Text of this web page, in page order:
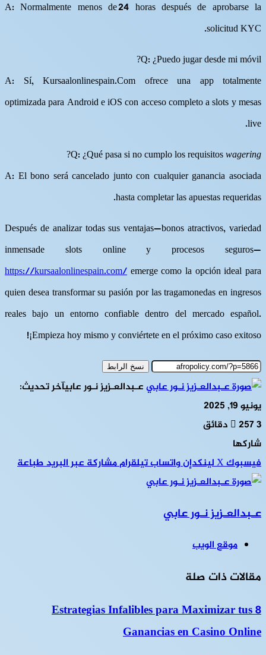
A: Normalmente menos de 24 horas después de aprobarse la
solicitud KYC​​.​
Q: ¿Puedo jugar desde mi móvil?
A: Sí, Kursaalonlinespain.Com ofrece una app totalmente
optimizada para Android e iOS con acceso completo a slots y mesas
live​​.​
Q: ¿Qué pasa si no cumplo los requisitoswagering
?
A: El bono será cancelado junto con cualquier ganancia asociada
hasta completar las apuestas requeridas​​.​
Después de analizar todas sus ventajas—bonos atractivos, variedad
inmensade slots online ​y procesos seguros­—
https://kursaalonlinespain.com/ emerge como la opción ideal para
quien desea transformar su pasión por las tragamonedas en ingresos
reales bajo un entorno confiable dentro del mercado español​.​
¡Empieza hoy mismo y conviértete en el próximo caso exitoso!
نسخ الرابط
عـبدالعـزيز نـور عابيآخر تحديث:
يونيو 19, 2025
2573 دقائق
شاركها
فيسبوك‫Xلينكدإنواتسابتيلقراممشاركة عبر البريدطباعة
عـبدالعـزيز نـور عابي
موقع الويب
مقالات ذات صلة
8 Estrategias Infalibles para Maximizar tus
Ganancias en Casino Online